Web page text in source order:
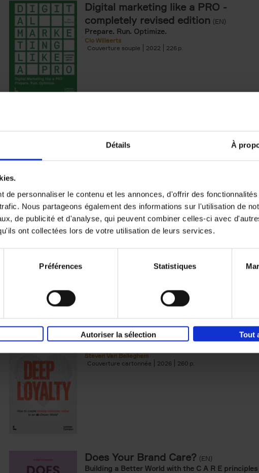
Détails À
de personnaliser le contenu et les annonces, d'offrir des
Nous partageons également des informations sur l'utilisation de
de publicité et d'analyse, qui peuvent combiner celles-ci avec
ont collectées lors de votre utilisation de leurs services.
Préférences Statistiques
Autoriser la sélection Tout
Digital marketing like a PRO -
completely revised edition (EN)
Prepare. Run. Optimize.
Clo Willaerts
Couverture souple
2022 226
What if customers ask for more than an excellent
Steven Van Belleghem
Building Bonds = Building Business
Deep Loyalty (ENG)
Steven Van Belleghem
Couverture cartonnée
2026 260
Does Your Brand Care? (EN)
Building a Better World with the C A R E principles